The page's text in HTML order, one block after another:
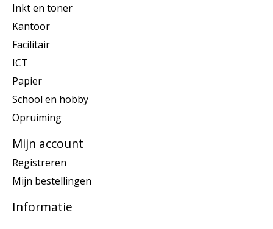
Inkt en toner
Kantoor
Facilitair
ICT
Papier
School en hobby
Opruiming
Mijn account
Registreren
Mijn bestellingen
Informatie